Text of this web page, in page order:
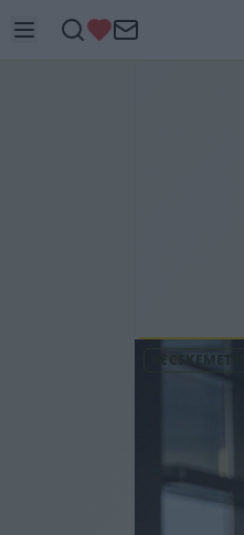
KECSKEMÉTEN